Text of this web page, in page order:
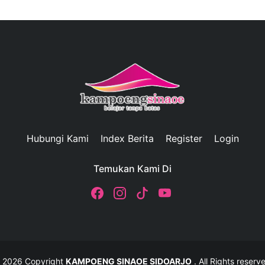
Hubungi Kami Index Berita Register Login
Temukan Kami Di
Copyright KAMPOENG SINAOE SIDOARJO. All Rights